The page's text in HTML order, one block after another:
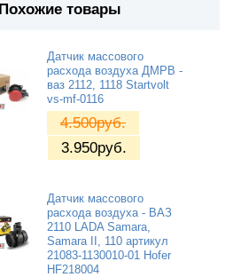
Похожие товары
Датчик массового
расхода воздуха ДМРВ -
ваз 2112, 1118 Startvolt
vs-mf-0116
4.500руб.
3.950руб.
Датчик массового
расхода воздуха - ВАЗ
2110 LADA Samara,
Samara II, 110 артикул
21083-1130010-01 Hofer
HF218004